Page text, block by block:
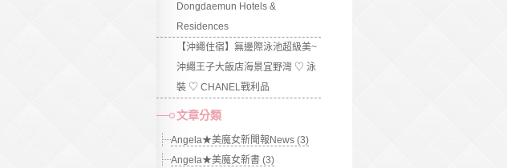
Dongdaemun Hotels &
Residences
【沖繩住宿】無邊際泳池超級美~
沖繩王子大飯店海景宜野灣 ♡ 泳
裝 ♡ CHANEL戰利品
文章分類
Angela★美魔女新聞報News (3)
Angela★美魔女新書 (3)